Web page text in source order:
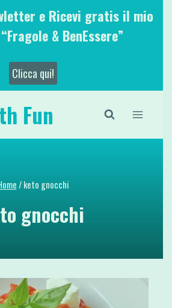
e Ricevi gratis il mio
& BenEssere”
Clicca qui!
Fun
/ keto gnocchi
gnocchi